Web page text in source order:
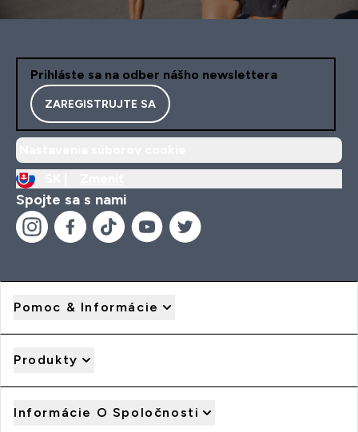
Prihláste sa na odber nášho newslettera
ZAREGISTRUJTE SA
Spojte sa s nami
Pomoc & Informácie
Produkty
Informácie O Spoločnosti